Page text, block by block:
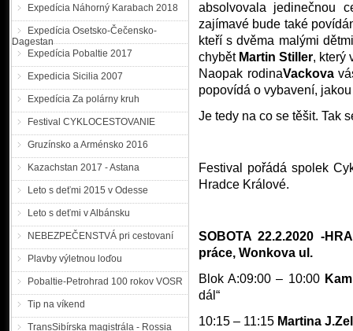
Expedícia Náhorný Karabach 2018
Expedícia Osetsko-Čečensko-
Dagestan
Expedícia Pobaltie 2017
Expedicia Sicilia 2007
Expedícia Za polárny kruh
Festival CYKLOCESTOVANIE
Gruzínsko a Arménsko 2016
Kazachstan 2017 - Astana
Leto s deťmi 2015 v Odesse
Leto s deťmi v Albánsku
NEBEZPEČENSTVÁ pri cestovaní
Plavby výletnou loďou
Pobaltie-Petrohrad 100 rokov VOSR
Tip na víkend
TransSibírska magistrála - Rossia
absolvovala jedinečnou
zajímavé bude také
kteří s dvěma malými
chybět Martin Stiller, který
Naopak rodinaVackova
popovídá o vybavení,
Je tedy na co se těšit. Tak
Festival pořádá spolek
Hradce Králové.
SOBOTA 22.2.2020 -
práce, Wonkova ul.
Blok A:09:00 – 10:00
dál“
10:15 – 11:15 Martina